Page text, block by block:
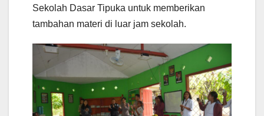
Sekolah Dasar Tipuka untuk memberikan
tambahan materi di luar jam sekolah.